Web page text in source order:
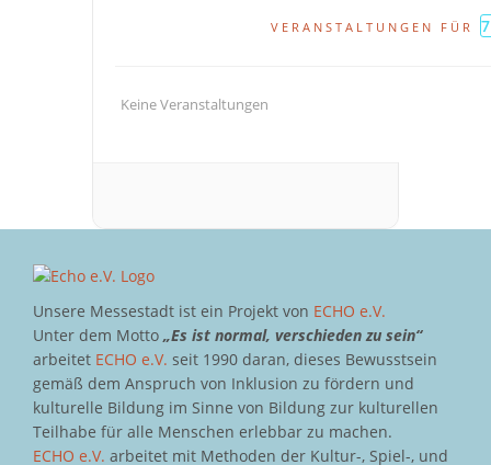
VERANSTALTUNGEN FÜR
Keine Veranstaltungen
Unsere Messestadt ist ein Projekt von ECHO e.V.
Unter dem Motto „Es ist normal, verschieden zu sein“
arbeitet ECHO e.V. seit 1990 daran, dieses Bewusstsein
gemäß dem Anspruch von Inklusion zu fördern und
kulturelle Bildung im Sinne von Bildung zur kulturellen
Teilhabe für alle Menschen erlebbar zu machen.
ECHO e.V. arbeitet mit Methoden der Kultur-, Spiel-, und